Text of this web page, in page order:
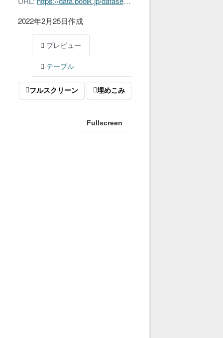
2022年2月25日作成
プレビュー
テーブル
フルスクリーン 埋めこみ
Fullscreen